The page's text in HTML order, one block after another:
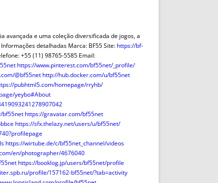
REPORTAR INCIDENCIA
LOGOTIPO
ENTREVISTAS
SONRISA
ENVÍA CORREO
CANALES DE VÍDEO
avançada e uma coleção diversificada de jogos, a
detalhadas Marca: BF55 Site: https://bf-
+55 (11) 98765-5585 Email:
https://www.pinterest.com/bf55net/_profile/
@bf55net http://hub.docker.com/u/bf55net
pubhtml5.com/homepage/rryhb/
yeybo#About
bf55net https://gravatar.com/bf55net
https://sfx.thelazy.net/users/u/bf55net/
https://wirtube.de/c/bf55net_channel/videos
en/photographer/4676040
https://booklog.jp/users/bf55net/profile
profile/157162-bf55net/?tab=activity